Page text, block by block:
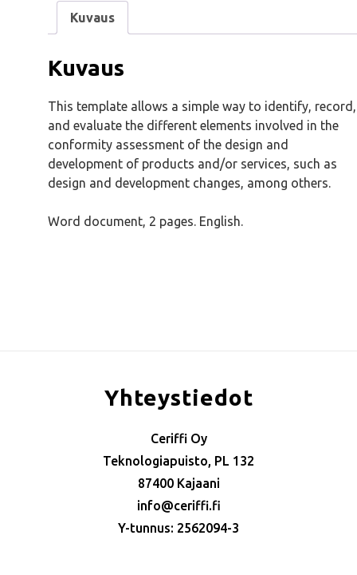
quantity
Kuvaus
Kuvaus
This template allows a simple way to identify, record,
and evaluate the different elements involved in the
conformity assessment of the design and
development of products and/or services, such as
design and development changes, among others.
Word document, 2 pages. English.
Yhteystiedot
Ceriffi Oy
Teknologiapuisto, PL 132
87400 Kajaani
info@ceriffi.fi
Y-tunnus: 2562094-3